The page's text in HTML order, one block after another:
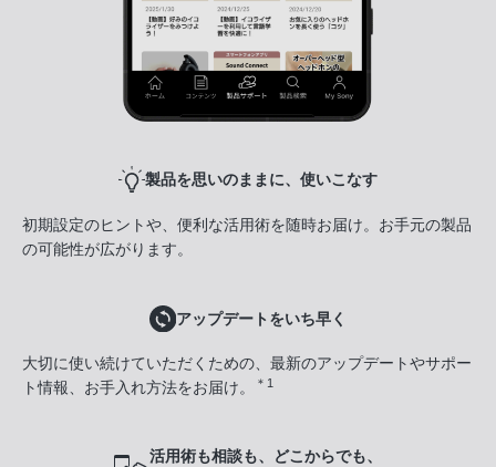
製品を思いのままに、使いこなす
初期設定のヒントや、便利な活用術を随時お届け。お手元の製品
の可能性が広がります。
アップデートをいち早く
大切に使い続けていただくための、最新のアップデートやサポー
ト情報、お手入れ方法をお届け。
＊1
活用術も相談も、どこからでも、